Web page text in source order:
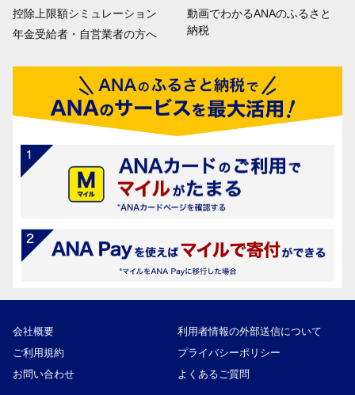
控除上限額シミュレーション
年金受給者・自営業者の方へ
動画でわかるANAのふるさと
納税
会社概要
利用者情報の外部送信について
ご利用規約
プライバシーポリシー
お問い合わせ
よくあるご質問